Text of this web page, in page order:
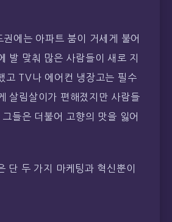
권에는 아파트 붐이 거세게 불어
발 맞춰 많은 사람들이 새로 지
고 TV나 에어컨 냉장고는 필수
살림살이가 편해졌지만 사람들
들은 더불어 고향의 맛을 잃어
단 두 가지 마케팅과 혁신뿐이